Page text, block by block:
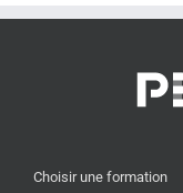
Choisir une formation